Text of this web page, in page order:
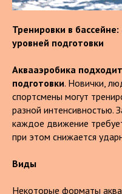
Тренировки в
уровней подготовки
Аквааэробика
подготовки. Новички,
спортсмены могут
разной интенсивностью.
каждое движение
при этом снижается
Виды
Некоторые форматы